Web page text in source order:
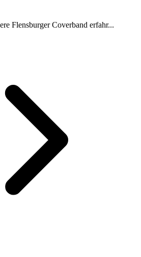
Flensburger Coverband erfahr...